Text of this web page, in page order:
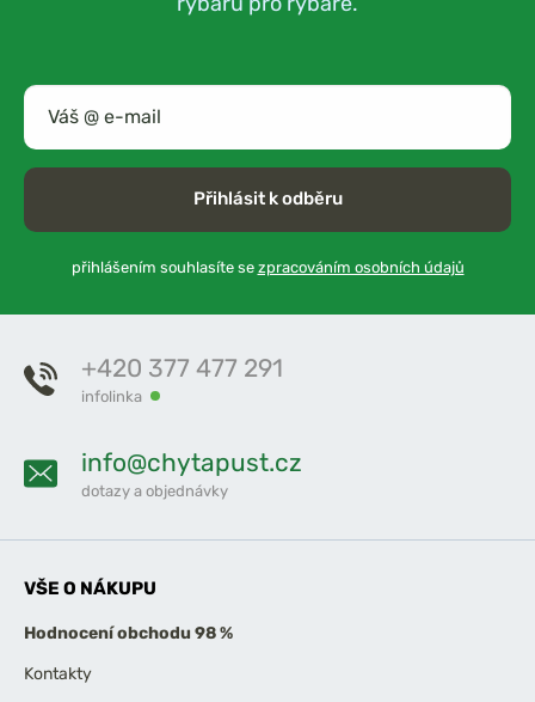
Přihlásit k odběru
přihlášením souhlasíte se zpracováním osobních údajů
+420 377 477 291
infolinka
info@chytapust.cz
dotazy a objednávky
VŠE O NÁKUPU
Hodnocení obchodu 98 %
Kontakty